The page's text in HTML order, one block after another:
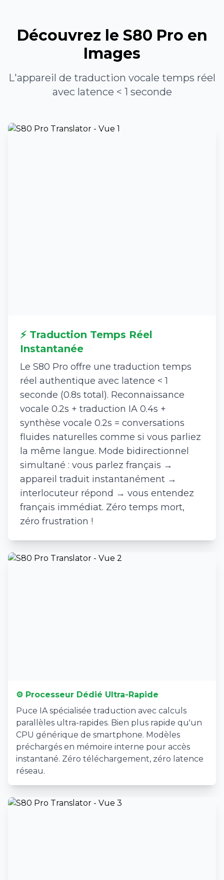
Découvrez le S80 Pro en
Images
L'appareil de traduction vocale temps réel
avec latence < 1 seconde
⚡ Traduction Temps Réel
Instantanée
Le S80 Pro offre une traduction temps
réel authentique avec latence < 1
seconde (0.8s total). Reconnaissance
vocale 0.2s + traduction IA 0.4s +
synthèse vocale 0.2s = conversations
fluides naturelles comme si vous parliez
la même langue. Mode bidirectionnel
simultané : vous parlez français →
appareil traduit instantanément →
interlocuteur répond → vous entendez
français immédiat. Zéro temps mort,
zéro frustration !
⚙️ Processeur Dédié Ultra-Rapide
Puce IA spécialisée traduction avec calculs
parallèles ultra-rapides. Bien plus rapide qu'un
CPU générique de smartphone. Modèles
préchargés en mémoire interne pour accès
instantané. Zéro téléchargement, zéro latence
réseau.